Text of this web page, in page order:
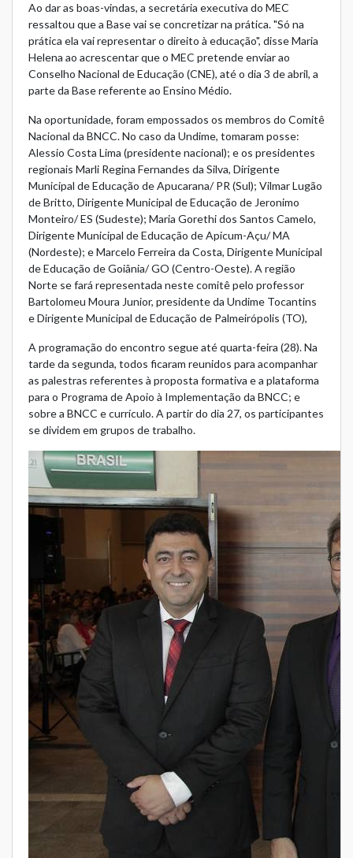
Ao dar as boas-vindas, a secretária executiva do MEC
ressaltou que a Base vai se concretizar na prática. "Só na
prática ela vai representar o direito à educação", disse Maria
Helena ao acrescentar que o MEC pretende enviar ao
Conselho Nacional de Educação (CNE), até o dia 3 de abril, a
parte da Base referente ao Ensino Médio.
Na oportunidade, foram empossados os membros do Comitê
Nacional da BNCC. No caso da Undime, tomaram posse:
Alessio Costa Lima (presidente nacional); e os presidentes
regionais Marli Regina Fernandes da Silva, Dirigente
Municipal de Educação de Apucarana/ PR (Sul); Vilmar Lugão
de Britto, Dirigente Municipal de Educação de Jeronimo
Monteiro/ ES (Sudeste); Maria Gorethi dos Santos Camelo,
Dirigente Municipal de Educação de Apicum-Açu/ MA
(Nordeste); e Marcelo Ferreira da Costa, Dirigente Municipal
de Educação de Goiânia/ GO (Centro-Oeste). A região
Norte se fará representada neste comitê pelo professor
Bartolomeu Moura Junior, presidente da Undime Tocantins
e Dirigente Municipal de Educação de Palmeirópolis (TO),
A programação do encontro segue até quarta-feira (28). Na
tarde da segunda, todos ficaram reunidos para acompanhar
as palestras referentes à proposta formativa e a plataforma
para o Programa de Apoio à Implementação da BNCC; e
sobre a BNCC e currículo. A partir do dia 27, os participantes
se dividem em grupos de trabalho.